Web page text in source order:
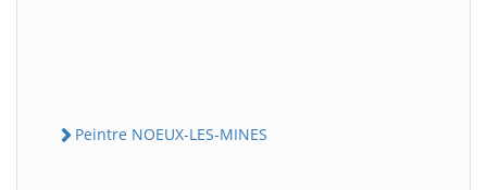
Peintre NOEUX-LES-MINES